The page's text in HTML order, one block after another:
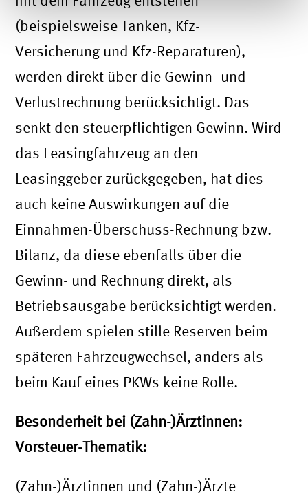
(beispielsweise Tanken, Kfz-
Versicherung und Kfz-Reparaturen),
werden direkt über die Gewinn- und
Verlustrechnung berücksichtigt. Das
senkt den steuerpflichtigen Gewinn. Wird
das Leasingfahrzeug an den
Leasinggeber zurückgegeben, hat dies
auch keine Auswirkungen auf die
Einnahmen-Überschuss-Rechnung bzw.
Bilanz, da diese ebenfalls über die
Gewinn- und Rechnung direkt, als
Betriebsausgabe berücksichtigt werden.
Außerdem spielen stille Reserven beim
späteren Fahrzeugwechsel, anders als
beim Kauf eines PKWs keine Rolle.
Besonderheit bei (Zahn-)Ärztinnen:
Vorsteuer-Thematik:
(Zahn-)Ärztinnen und (Zahn-)Ärzte